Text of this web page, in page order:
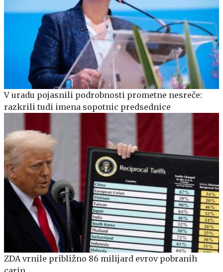
V uradu pojasnili podrobnosti prometne nesreče:
razkrili tudi imena sopotnic predsednice
ZDA vrnile približno 86 milijard evrov pobranih